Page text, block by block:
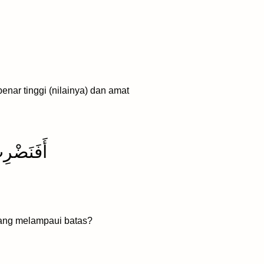
tinggi (nilainya) dan amat
melampaui batas?